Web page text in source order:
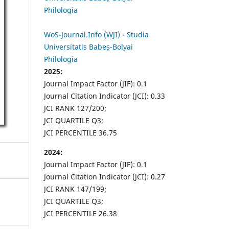
Philologia
WoS-Journal.Info (WJI) - Studia
Universitatis Babeș-Bolyai
Philologia
2025:
Journal Impact Factor (JIF): 0.1
Journal Citation Indicator (JCI): 0.33
JCI RANK 127/200;
JCI QUARTILE Q3;
JCI PERCENTILE 36.75
2024:
Journal Impact Factor (JIF): 0.1
Journal Citation Indicator (JCI): 0.27
JCI RANK 147/199;
JCI QUARTILE Q3;
JCI PERCENTILE 26.38